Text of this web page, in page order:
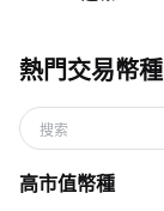
熱門交易幣種
搜索
高市值幣種